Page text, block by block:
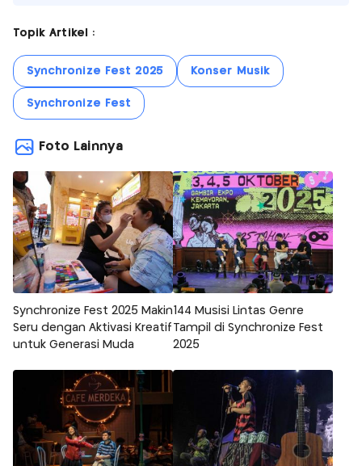
Topik Artikel :
Synchronize Fest 2025 Konser Musik
Synchronize Fest
Foto Lainnya
Synchronize Fest 2025 Makin
Seru dengan Aktivasi Kreatif
untuk Generasi Muda
144 Musisi Lintas Genre
Tampil di Synchronize Fest
2025